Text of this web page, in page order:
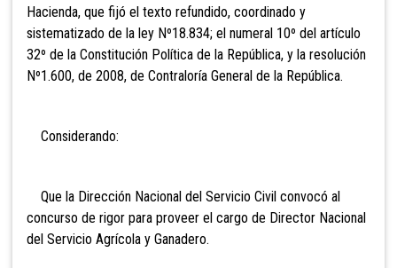
Hacienda, que fijó el texto refundido, coordinado y
sistematizado de la ley Nº18.834; el numeral 10º del artículo
32º de la Constitución Política de la República, y la resolución
Nº1.600, de 2008, de Contraloría General de la República.
Considerando:
Que la Dirección Nacional del Servicio Civil convocó al
concurso de rigor para proveer el cargo de Director Nacional
del Servicio Agrícola y Ganadero.